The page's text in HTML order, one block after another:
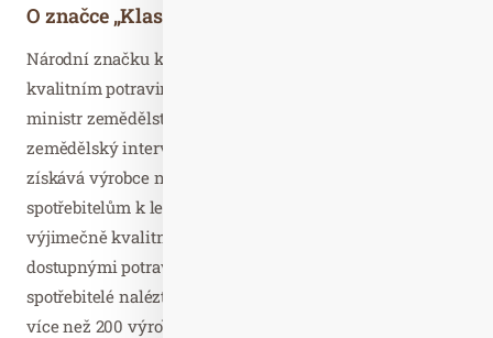
O značce „Klasa“
Národní značku kvality KLASA uděluje mimořádně
kvalitním potravinářským a zemědělským výrobkům
ministr zemědělství od roku 2003. Spravuje ji Státní
zemědělský intervenční fond. Národní značku kvality
získává výrobce na tři roky. Logo KLASA slouží
spotřebitelům k lepší orientaci na trhu pro rozeznání
výjimečně kvalitních produktů v porovnání s běžně
dostupnými potravinami. V současnosti mohou
spotřebitelé nalézt značku u více než 900 produktů od
více než 200 výrobců. Další informace a kompletní